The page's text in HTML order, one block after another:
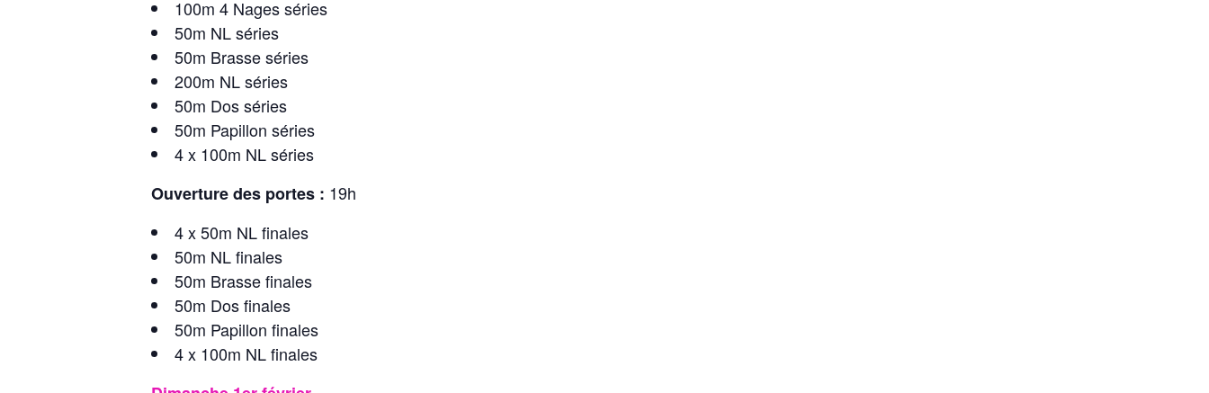
100m 4 Nages séries
50m NL séries
50m Brasse séries
200m NL séries
50m Dos séries
50m Papillon séries
4 x 100m NL séries
Ouverture des portes : 19h
4 x 50m NL finales
50m NL finales
50m Brasse finales
50m Dos finales
50m Papillon finales
4 x 100m NL finales